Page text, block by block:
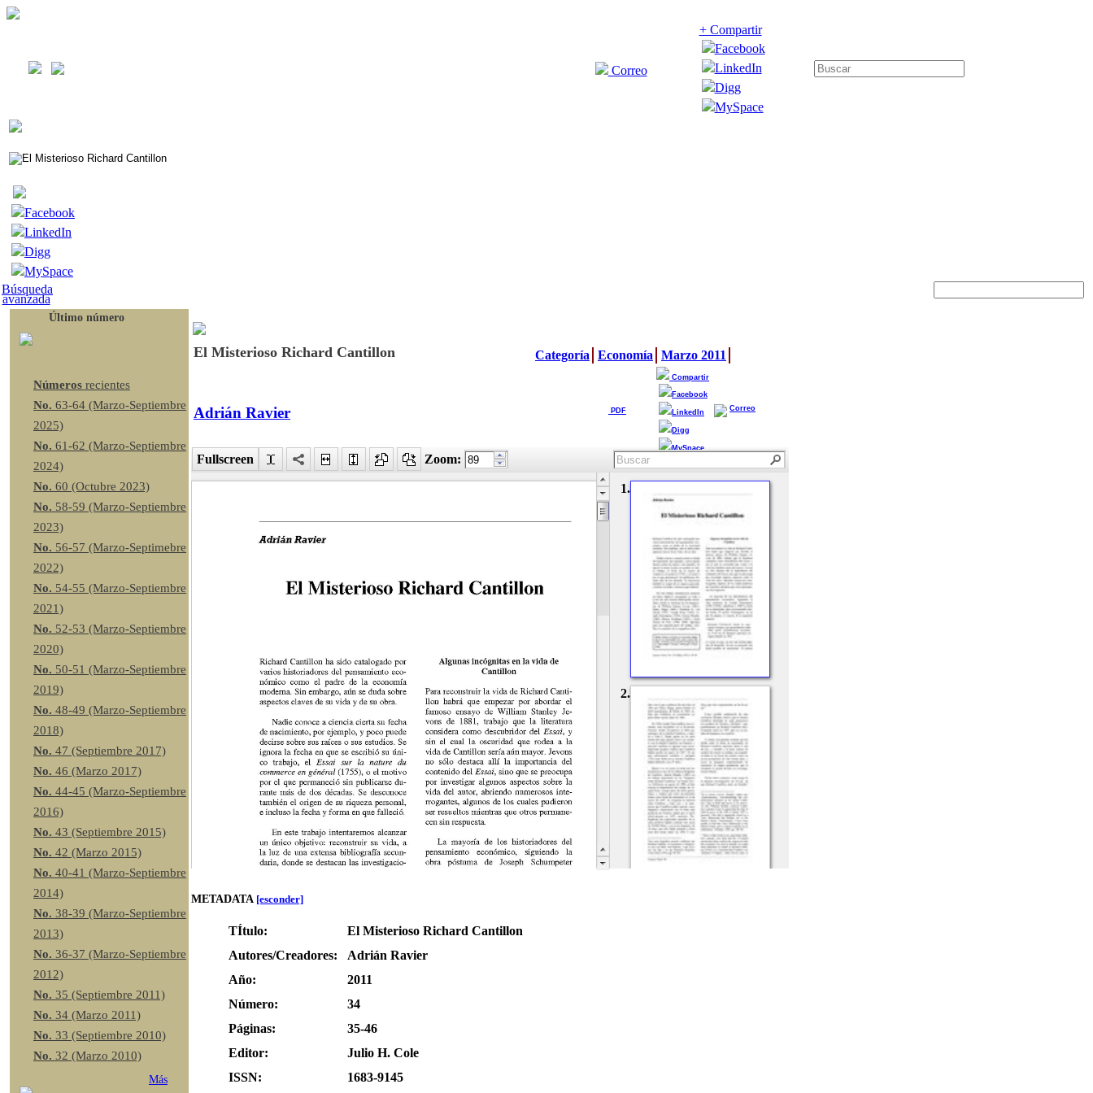
Correo
+ Compartir
Facebook
LinkedIn
Digg
MySpace
Facebook
LinkedIn
Digg
MySpace
Búsqueda
avanzada
Último número
Números recientes
No. 63-64 (Marzo-Septiembre
2025)
No. 61-62 (Marzo-Septiembre
2024)
No. 60 (Octubre 2023)
No. 58-59 (Marzo-Septiembre
2023)
No. 56-57 (Marzo-Septimebre
2022)
No. 54-55 (Marzo-Septiembre
2021)
No. 52-53 (Marzo-Septiembre
2020)
No. 50-51 (Marzo-Septiembre
2019)
No. 48-49 (Marzo-Septiembre
2018)
No. 47 (Septiembre 2017)
No. 46 (Marzo 2017)
No. 44-45 (Marzo-Septiembre
2016)
No. 43 (Septiembre 2015)
No. 42 (Marzo 2015)
No. 40-41 (Marzo-Septiembre
2014)
No. 38-39 (Marzo-Septiembre
2013)
No. 36-37 (Marzo-Septiembre
2012)
No. 35 (Septiembre 2011)
No. 34 (Marzo 2011)
No. 33 (Septiembre 2010)
No. 32 (Marzo 2010)
Más
El Misterioso Richard Cantillon Categoría Economía Marzo 2011
Adrián Ravier PDF
Compartir
Facebook
LinkedIn
Digg
MySpace
Correo
Fullscreen Zoom:
1.
2.
METADATA [esconder]
TÍtulo:
El Misterioso Richard Cantillon
Autores/Creadores:
Adrián Ravier
Año:
2011
Número:
34
Páginas:
35-46
Editor:
Julio H. Cole
ISSN:
1683-9145